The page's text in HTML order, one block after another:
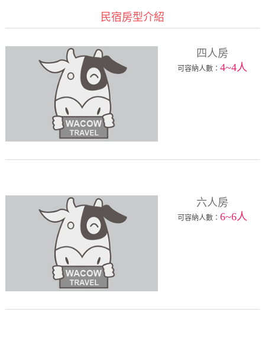
民宿房型介紹
四人房
可容納人數：4~4人
六人房
可容納人數：6~6人